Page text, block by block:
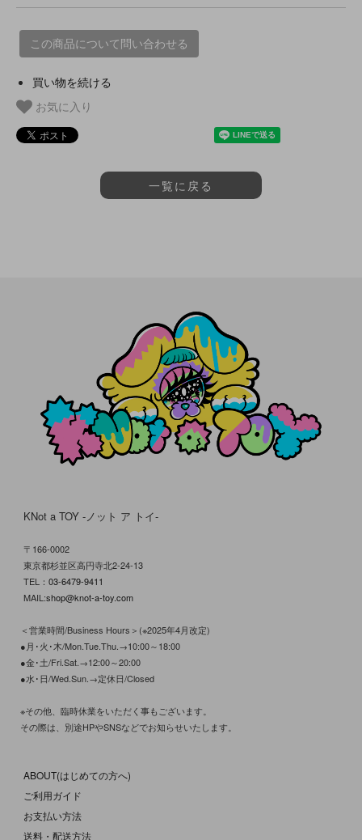
この商品について問い合わせる
買い物を続ける
お気に入り
一覧に戻る
KNot a TOY -ノット ア トイ-
〒166-0002
東京都杉並区高円寺北2-24-13
TEL： 03-6479-9411
MAIL:shop@knot-a-toy.com
＜営業時間/Business Hours＞(※2025年4月改定)
●月･火･木/Mon.Tue.Thu.→10:00～18:00
●金･土/Fri.Sat.→12:00～20:00
●水･日/Wed.Sun.→定休日/Closed
※その他、臨時休業をいただく事もございます。
その際は、別途HPやSNSなどでお知らせいたします。
ABOUT(はじめての方へ)
ご利用ガイド
お支払い方法
送料・配送方法